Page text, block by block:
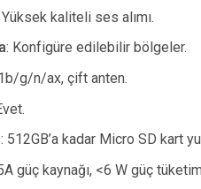
Yüksek kaliteli ses alımı.
: Konfigüre edilebilir bölgeler.
g/n/ax, çift anten.
: 512GB’a kadar Micro SD kart
güç kaynağı, <6 W güç